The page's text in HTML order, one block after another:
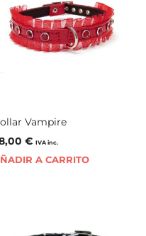
Vampire
€ IVA inc.
A CARRITO